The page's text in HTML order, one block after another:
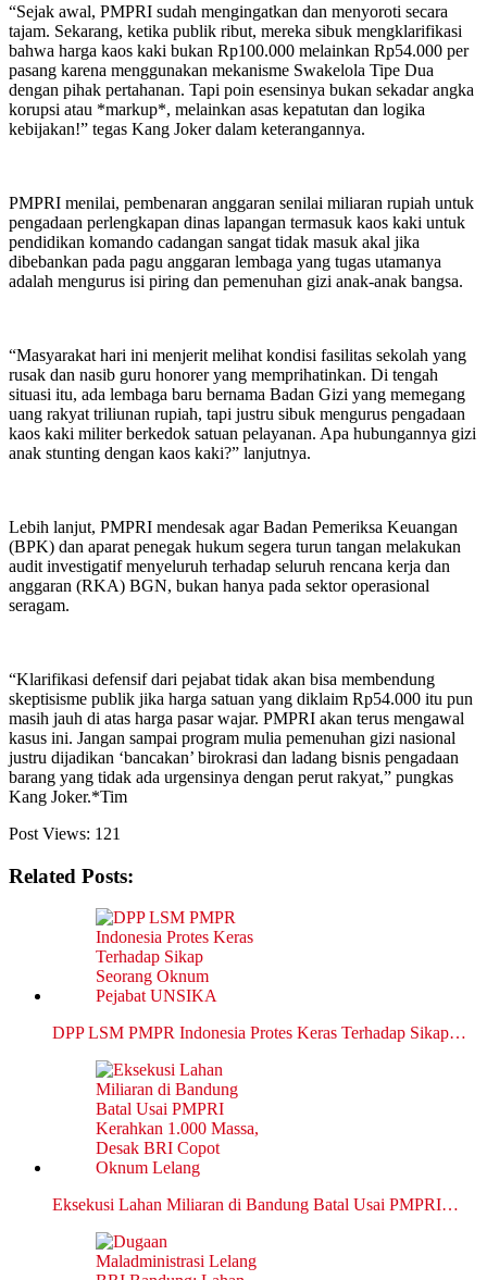
“Sejak awal, PMPRI sudah mengingatkan dan menyoroti secara
tajam. Sekarang, ketika publik ribut, mereka sibuk mengklarifikasi
bahwa harga kaos kaki bukan Rp100.000 melainkan Rp54.000 per
pasang karena menggunakan mekanisme Swakelola Tipe Dua
dengan pihak pertahanan. Tapi poin esensinya bukan sekadar angka
korupsi atau *markup*, melainkan asas kepatutan dan logika
kebijakan!” tegas Kang Joker dalam keterangannya.
PMPRI menilai, pembenaran anggaran senilai miliaran rupiah untuk
pengadaan perlengkapan dinas lapangan termasuk kaos kaki untuk
pendidikan komando cadangan sangat tidak masuk akal jika
dibebankan pada pagu anggaran lembaga yang tugas utamanya
adalah mengurus isi piring dan pemenuhan gizi anak-anak bangsa.
“Masyarakat hari ini menjerit melihat kondisi fasilitas sekolah yang
rusak dan nasib guru honorer yang memprihatinkan. Di tengah
situasi itu, ada lembaga baru bernama Badan Gizi yang memegang
uang rakyat triliunan rupiah, tapi justru sibuk mengurus pengadaan
kaos kaki militer berkedok satuan pelayanan. Apa hubungannya gizi
anak stunting dengan kaos kaki?” lanjutnya.
Lebih lanjut, PMPRI mendesak agar Badan Pemeriksa Keuangan
(BPK) dan aparat penegak hukum segera turun tangan melakukan
audit investigatif menyeluruh terhadap seluruh rencana kerja dan
anggaran (RKA) BGN, bukan hanya pada sektor operasional
seragam.
“Klarifikasi defensif dari pejabat tidak akan bisa membendung
skeptisisme publik jika harga satuan yang diklaim Rp54.000 itu pun
masih jauh di atas harga pasar wajar. PMPRI akan terus mengawal
kasus ini. Jangan sampai program mulia pemenuhan gizi nasional
justru dijadikan ‘bancakan’ birokrasi dan ladang bisnis pengadaan
barang yang tidak ada urgensinya dengan perut rakyat,” pungkas
Kang Joker.*Tim
Post Views: 121
Related Posts:
DPP LSM PMPR Indonesia Protes Keras Terhadap Sikap…
Eksekusi Lahan Miliaran di Bandung Batal Usai PMPRI…